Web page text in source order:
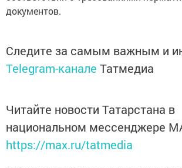
документов.
Следите за самым важным и
Telegram-канале Татмедиа
Читайте новости Татарстана в
национальном мессенджере
https://max.ru/tatmedia